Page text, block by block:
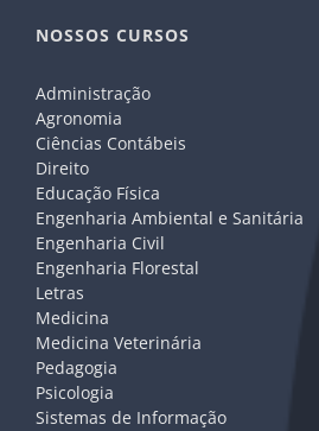
NOSSOS CURSOS
Administração
Agronomia
Ciências Contábeis
Direito
Educação Física
Engenharia Ambiental e Sanitária
Engenharia Civil
Engenharia Florestal
Letras
Medicina
Medicina Veterinária
Pedagogia
Psicologia
Sistemas de Informação